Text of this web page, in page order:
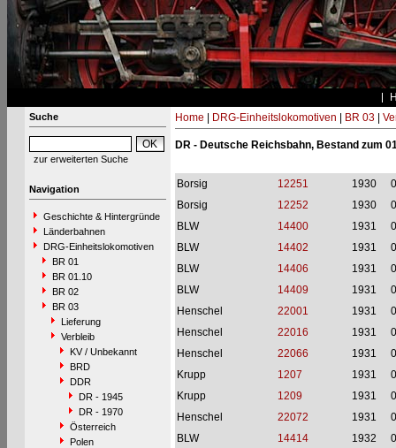
Suche
zur erweiterten Suche
Navigation
Geschichte & Hintergründe
Länderbahnen
DRG-Einheitslokomotiven
BR 01
BR 01.10
BR 02
BR 03
Lieferung
Verbleib
KV / Unbekannt
BRD
DDR
DR - 1945
DR - 1970
Österreich
Polen
Home DRG-Einheitslokomotiven BR 03|
DR - Deutsche Reichsbahn, Bestand zum
Borsig 12251 1930
Borsig
12252 1930
BLW
14400 1931
BLW
14402 1931
BLW
14406 1931
BLW
14409 1931
Henschel
22001 1931
Henschel
22016 1931
Henschel
22066 1931
Krupp
1207 1931
Krupp
1209 1931
Henschel
22072 1931
BLW
14414 1932